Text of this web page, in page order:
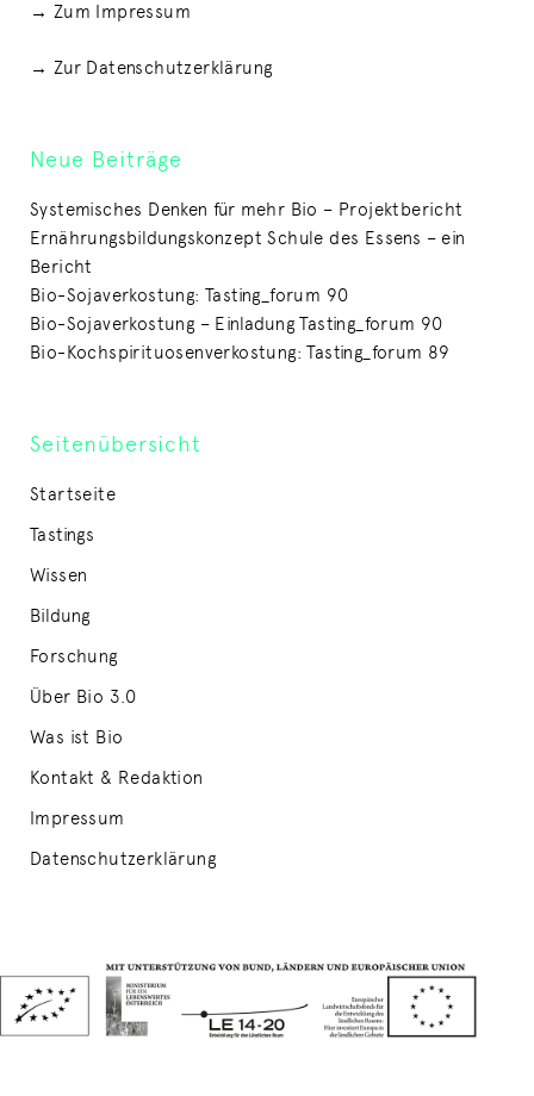
→ Zum Impressum
→ Zur Datenschutzerklärung
Neue Beiträge
Systemisches Denken für mehr Bio – Projektbericht
Ernährungsbildungskonzept Schule des Essens – ein
Bericht
Bio-Sojaverkostung: Tasting_forum 90
Bio-Sojaverkostung – Einladung Tasting_forum 90
Bio-Kochspirituosenverkostung: Tasting_forum 89
Seitenübersicht
Startseite
Tastings
Wissen
Bildung
Forschung
Über Bio 3.0
Was ist Bio
Kontakt & Redaktion
Impressum
Datenschutzerklärung